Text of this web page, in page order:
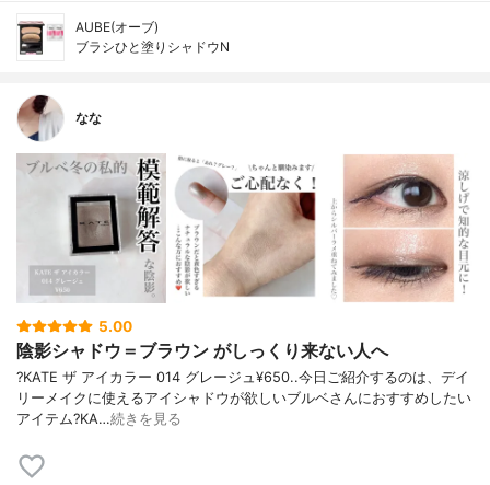
AUBE(オーブ)
ブラシひと塗りシャドウN
なな
5.00
陰影シャドウ＝ブラウン がしっくり来ない人へ
?KATE ザ アイカラー 014 グレージュ¥650..今日ご紹介するのは、デイ
リーメイクに使えるアイシャドウが欲しいブルベさんにおすすめしたい
アイテム?KA…続きを見る